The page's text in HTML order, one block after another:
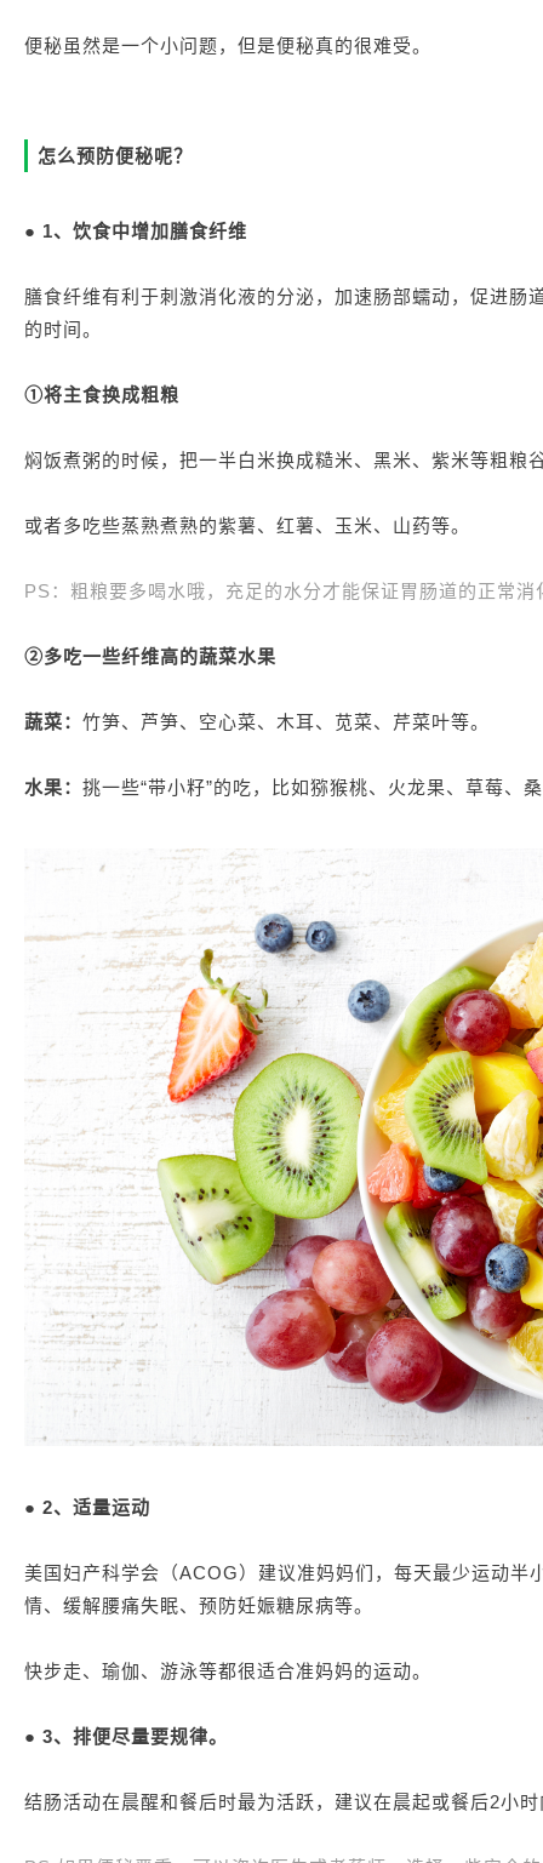
便秘虽然是一个小问题，但是便秘真的很难受。
怎么预防便秘呢？
● 1、饮食中增加膳食纤维
膳食纤维有利于刺激消化液的分泌，加速肠部蠕动，促进肠
的时间。
①将主食换成粗粮
焖饭煮粥的时候，把一半白米换成糙米、黑米、紫米等粗粮
或者多吃些蒸熟煮熟的紫薯、红薯、玉米、山药等。
PS：粗粮要多喝水哦，充足的水分才能保证胃肠道的正常消
②多吃一些纤维高的蔬菜水果
蔬菜： 竹笋、芦笋、空心菜、木耳、苋菜、芹菜叶等。
水果： 挑一些“带小籽”的吃，比如猕猴桃、火龙果、草莓、
● 2、适量运动
美国妇产科学会（ACOG）建议准妈妈们，每天最少运动半
情、缓解腰痛失眠、预防妊娠糖尿病等。
快步走、瑜伽、游泳等都很适合准妈妈的运动。
● 3、排便尽量要规律。
结肠活动在晨醒和餐后时最为活跃，建议在晨起或餐后2小